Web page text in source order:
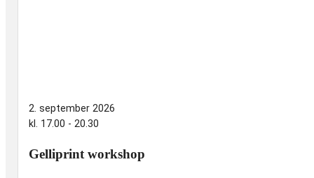
2. september 2026
kl. 17.00 - 20.30
Gelliprint workshop